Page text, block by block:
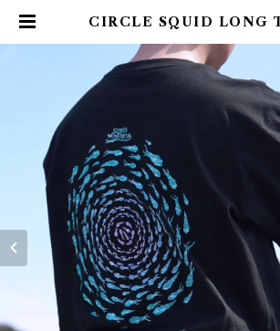
CIRCLE SQUID LONG
MONKEYS Online